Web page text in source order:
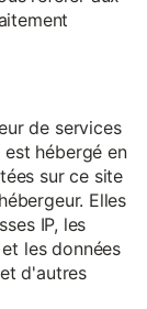
de services
hébergé en
sur ce site
Elles
IP, les
les données
d'autres